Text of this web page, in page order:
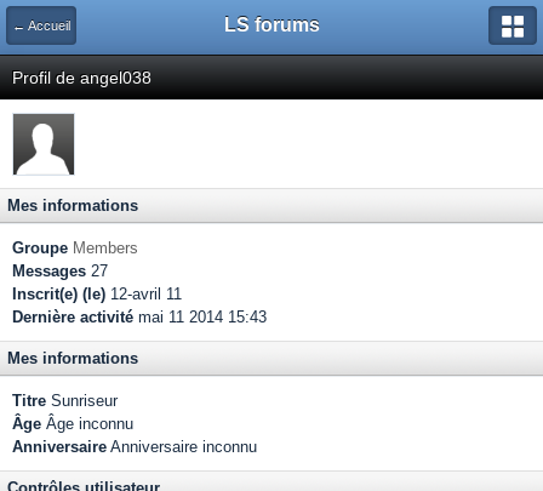
← Accueil LS forums
Profil de angel038
Mes informations
Groupe Members
Messages 27
Inscrit(e) (le) 12-avril 11
Dernière activité mai 11 2014 15:43
Mes informations
Titre Sunriseur
Âge Âge inconnu
Anniversaire Anniversaire inconnu